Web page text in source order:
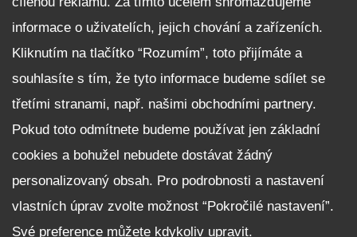
Reklamační řád
Zásady zpracování osobních údajů pro zákazníky
Upozornění pro věřitele a společníky na jejich práva
Nastavení cookies
NEZÁVAZNĚ POPTAT VŮZ
informace o uživatelích, jejich chování a zařízeních.
Kliknutím na tlačítko “Rozumím”, toto přijímáte a
souhlasíte s tím, že tyto informace budeme sdílet se
třetími stranami, např. našimi obchodními partnery.
Pokud toto odmítnete budeme používat jen základní
cookies a bohužel nebudete dostávat žádný
personalizovaný obsah. Pro podrobnosti a nastavení
vlastních úprav zvolte možnost “Pokročilé nastavení”.
Své preference můžete kdykoliv upravit.